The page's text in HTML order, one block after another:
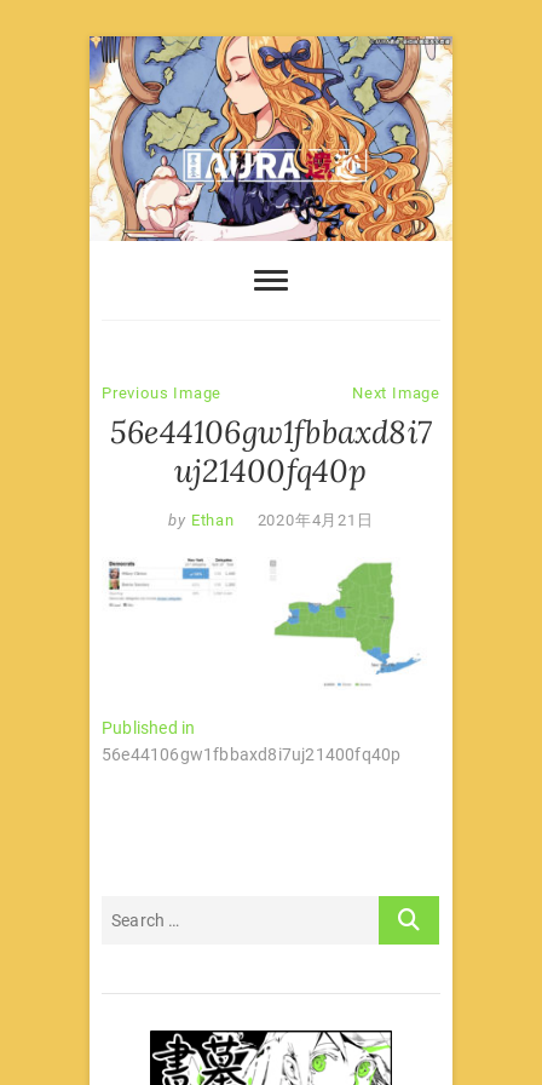
Skip
to
content
Previous Image Next Image
56e44106gw1fbbaxd8i7
uj21400fq40p
by Ethan 2020年4月21日
文
章
Published in
56e44106gw1fbbaxd8i7uj21400fq40p